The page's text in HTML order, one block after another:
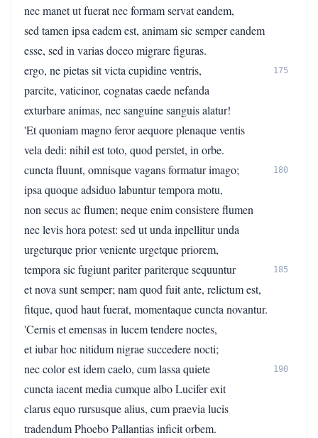
nec manet ut fuerat nec formam servat eandem,
sed tamen ipsa eadem est, animam sic semper eandem
esse, sed in varias doceo migrare figuras.
ergo, ne pietas sit victa cupidine ventris,
175
parcite, vaticinor, cognatas caede nefanda
exturbare animas, nec sanguine sanguis alatur!
'Et quoniam magno feror aequore plenaque ventis
vela dedi: nihil est toto, quod perstet, in orbe.
cuncta fluunt, omnisque vagans formatur imago;
180
ipsa quoque adsiduo labuntur tempora motu,
non secus ac flumen; neque enim consistere flumen
nec levis hora potest: sed ut unda inpellitur unda
urgeturque prior veniente urgetque priorem,
tempora sic fugiunt pariter pariterque sequuntur
185
et nova sunt semper; nam quod fuit ante, relictum est,
fitque, quod haut fuerat, momentaque cuncta novantur.
'Cernis et emensas in lucem tendere noctes,
et iubar hoc nitidum nigrae succedere nocti;
nec color est idem caelo, cum lassa quiete
190
cuncta iacent media cumque albo Lucifer exit
clarus equo rursusque alius, cum praevia lucis
tradendum Phoebo Pallantias inficit orbem.